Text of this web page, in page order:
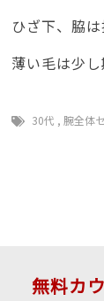
ひざ下、脇
薄い毛は少
30代 ,腕全体
無料カ